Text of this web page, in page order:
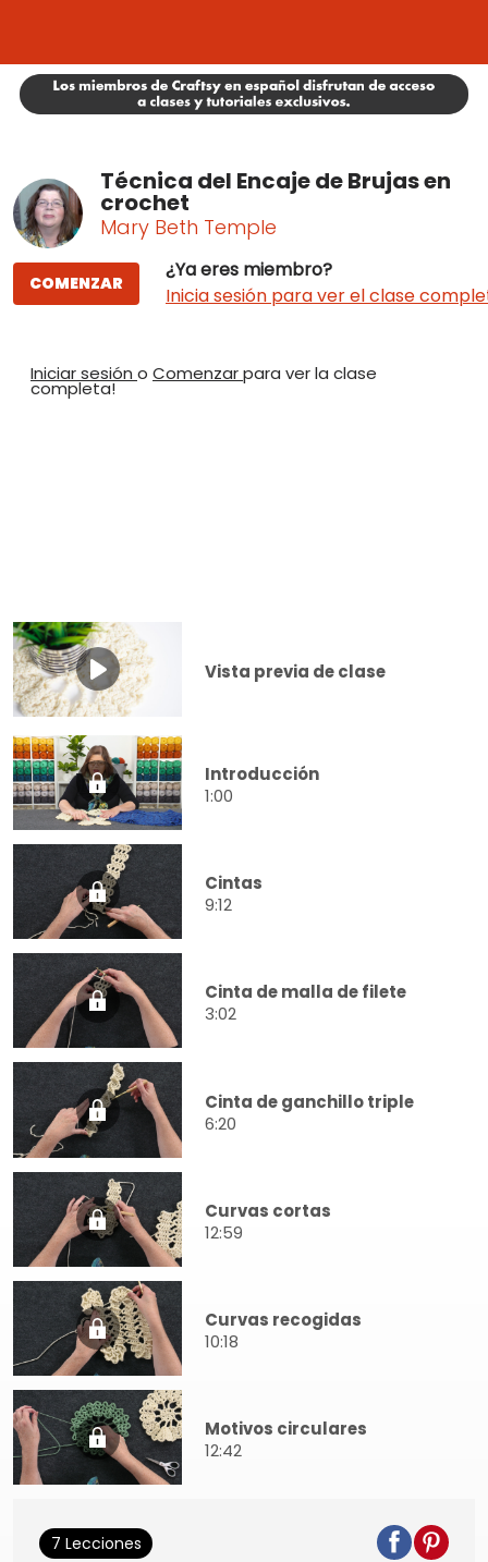
Técnica del Encaje de Brujas en
crochet
Mary Beth Temple
¿Ya eres miembro?
Inicia sesión para ver el clase
COMENZAR
Iniciar sesión o Comenzarpara ver la clase
completa!
Vista previa de clase
Introducción
1:00
Cintas
9:12
Cinta de malla de filete
3:02
Cinta de ganchillo triple
6:20
Curvas cortas
12:59
Curvas recogidas
10:18
Motivos circulares
12:42
7 Lecciones